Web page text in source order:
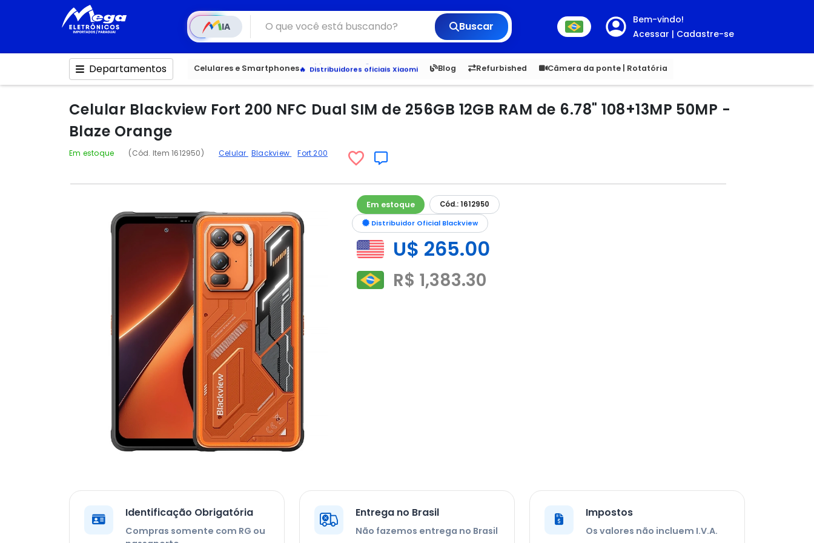
IA Buscar
Bem-vindo!
Acessar | Cadastre-se
Departamentos Celulares e Smartphones
Veja os Lançamentos
Distribuidores oficiais Xiaomi
Blog Refurbished Câmera da ponte | Rotatória
6,050 5.22 1,900 1.00
Celular Blackview Fort 200 NFC Dual SIM de 256GB 12GB RAM de 6.78" 108+13MP 50MP -
Blaze Orange
Em estoque (Cód. Item 1612950) Celular Blackview Fort 200
Em estoque
Cód.: 1612950
Distribuidor Oficial Blackview
U$ 265.00
R$ 1,383.30
Identificação Obrigatória
Compras somente com RG ou
Entrega no Brasil
Não fazemos entrega no Brasil
Impostos
Os valores não incluem I.V.A.